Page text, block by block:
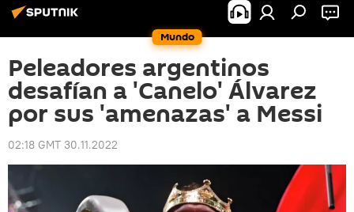
Mundo
Peleadores argentinos
desafían a 'Canelo' Álvarez
por sus 'amenazas' a Messi
02:18 GMT 30.11.2022